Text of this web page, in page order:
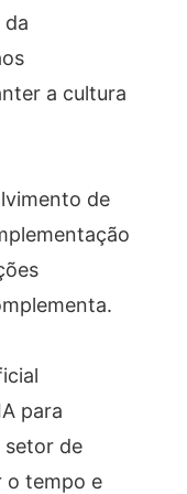
da
a cultura
de
para
setor de
o tempo e